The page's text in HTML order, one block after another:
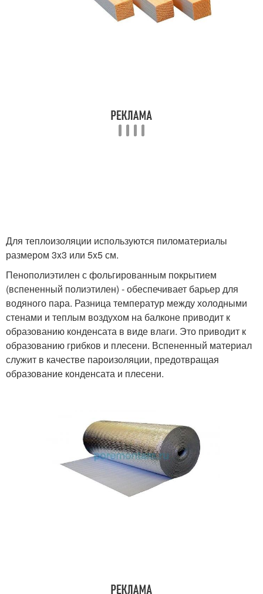
Для теплоизоляции используются пиломатериалы
размером 3x3 или 5x5 см.
Пенополиэтилен с фольгированным покрытием
(вспененный полиэтилен) - обеспечивает барьер для
водяного пара. Разница температур между холодными
стенами и теплым воздухом на балконе приводит к
образованию конденсата в виде влаги. Это приводит к
образованию грибков и плесени. Вспененный материал
служит в качестве пароизоляции, предотвращая
образование конденсата и плесени.